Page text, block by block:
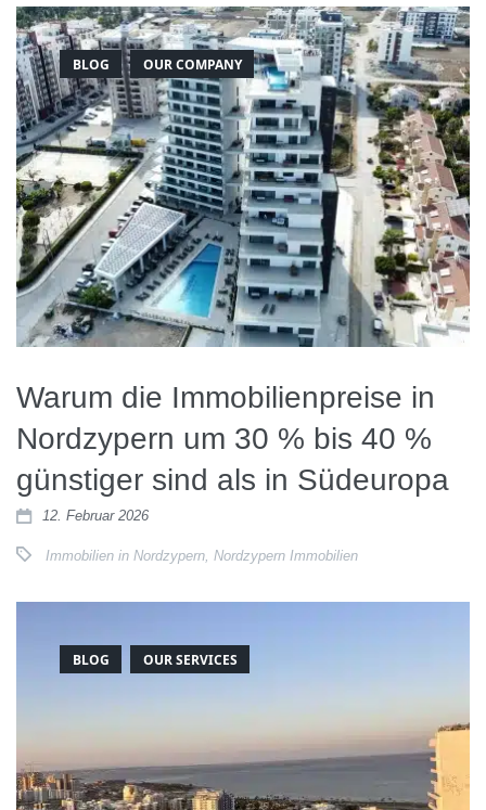
BLOG OUR COMPANY
Warum die Immobilienpreise in
Nordzypern um 30 % bis 40 %
günstiger sind als in Südeuropa
12. Februar 2026
Immobilien in Nordzypern Nordzypern Immobilien
BLOG OUR SERVICES